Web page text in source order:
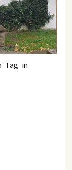
Tag in